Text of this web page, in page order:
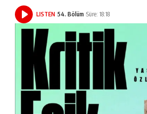
LISTEN 54. Bölüm Süre: 18:18